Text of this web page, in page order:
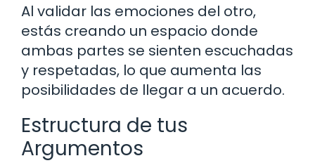
Al validar las emociones del otro,
estás creando un espacio donde
ambas partes se sienten escuchadas
y respetadas, lo que aumenta las
posibilidades de llegar a un acuerdo.
Estructura de tus
Argumentos